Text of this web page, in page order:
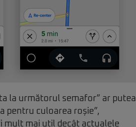
la următorul semafor” ar putea
pentru culoarea roșie”,
mult mai util decât actualele